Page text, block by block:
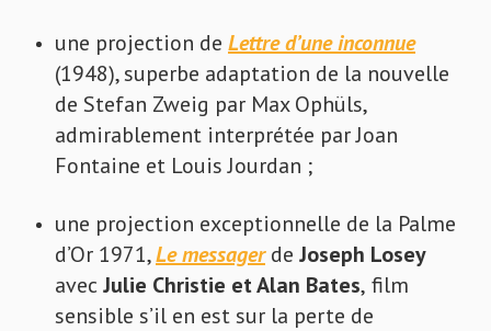
une projection de Lettre d’une inconnue
(1948), superbe adaptation de la nouvelle
de Stefan Zweig par Max Ophüls,
admirablement interprétée par Joan
Fontaine et Louis Jourdan ;
une projection exceptionnelle de la Palme
d’Or 1971,Le messagerde Joseph Losey
avec Julie Christie et Alan Bates, film
sensible s’il en est sur la perte de